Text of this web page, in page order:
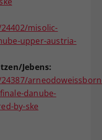
misolic-
upper-austria-
Jebens:
danube-
by-ske